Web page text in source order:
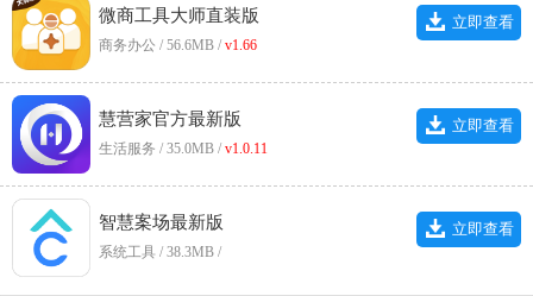
微商工具大师直装版
商务办公 / 56.6MB / v1.66
立即查看
慧营家官方最新版
生活服务 / 35.0MB / v1.0.11
立即查看
智慧案场最新版
系统工具 / 38.3MB /
立即查看